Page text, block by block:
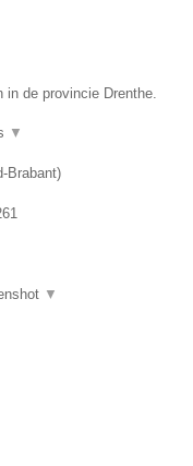
in de provincie Drenthe.
▼
Brabant)
▼